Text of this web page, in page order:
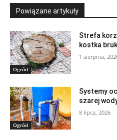
Powiązane artykuły
Ogród
Strefa
kostka
1 sierpnia,
Ogród
Systemy
szarej
8 lipca, 2026